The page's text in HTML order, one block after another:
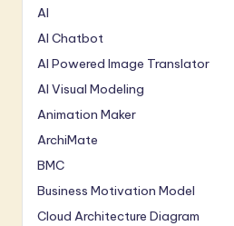
AI
AI Chatbot
AI Powered Image Translator
AI Visual Modeling
Animation Maker
ArchiMate
BMC
Business Motivation Model
Cloud Architecture Diagram